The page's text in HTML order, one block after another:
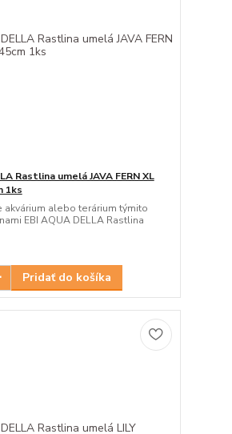
Rastlina umelá JAVA FERN XL
1ks
akvárium alebo terárium týmito
EBI AQUA DELLA Rastlina
Pridať do košíka